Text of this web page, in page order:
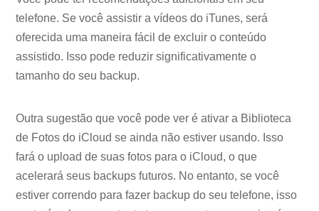
telefone. Se você assistir a vídeos do iTunes, será
oferecida uma maneira fácil de excluir o conteúdo
assistido. Isso pode reduzir significativamente o
tamanho do seu backup.
Outra sugestão que você pode ver é ativar a Biblioteca
de Fotos do iCloud se ainda não estiver usando. Isso
fará o upload de suas fotos para o iCloud, o que
acelerará seus backups futuros. No entanto, se você
estiver correndo para fazer backup do seu telefone, isso